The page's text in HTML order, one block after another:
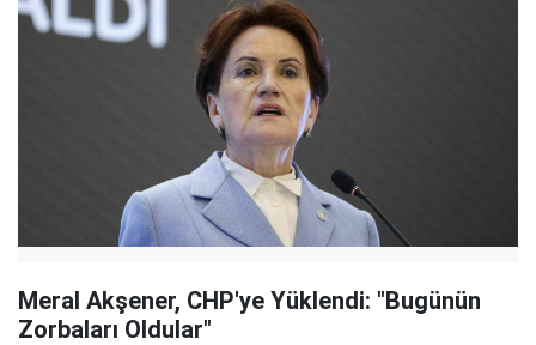
Meral Akşener, CHP'ye Yüklendi: "Bugünün
Zorbaları Oldular"